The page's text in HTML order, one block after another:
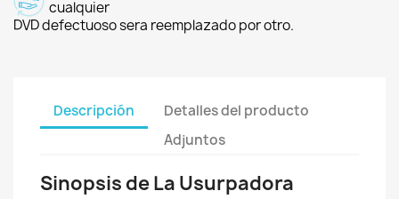
cualquier
DVD defectuoso sera reemplazado por otro.
Descripción
Detalles del producto
Adjuntos
Sinopsis de La Usurpadora